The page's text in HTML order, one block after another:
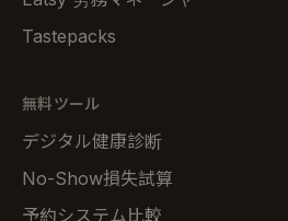
Tastepacks
無料ツール
デジタル健康診断
No-Show損失試算
予約システム比較